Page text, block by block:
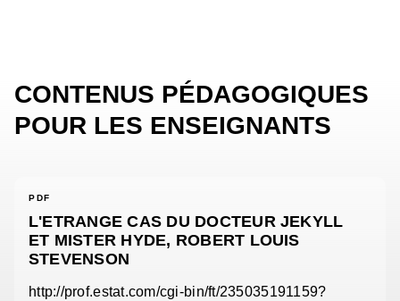
CONTENUS PÉDAGOGIQUES
POUR LES ENSEIGNANTS
PDF
L'ETRANGE CAS DU DOCTEUR JEKYLL
ET MISTER HYDE, ROBERT LOUIS
STEVENSON
http://prof.estat.com/cgi-bin/ft/235035191159?